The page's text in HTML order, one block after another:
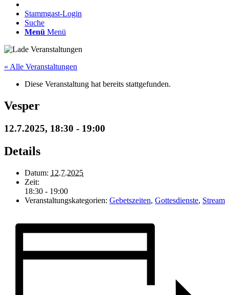
Stammgast-Login
Suche
Menü Menü
« Alle Veranstaltungen
Diese Veranstaltung hat bereits stattgefunden.
Vesper
12.7.2025, 18:30 - 19:00
Details
Datum: 12.7.2025
Zeit:
18:30 - 19:00
Veranstaltungskategorien: Gebetszeiten, Gottesdienste, Stream